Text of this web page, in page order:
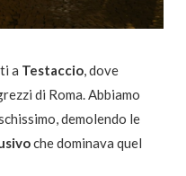
a Testaccio, dove
di Roma. Abbiamo
demolendo le
che dominava quel